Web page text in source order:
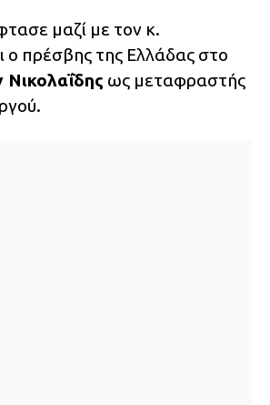
μαζί με τον κ.
ο πρέσβης της Ελλάδας στο
ως μεταφραστής